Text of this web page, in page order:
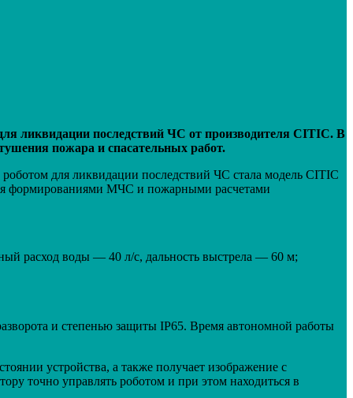
ликвидации последствий ЧС от производителя СITIC. В
пожара и спасательных работ.
для ликвидации последствий ЧС стала модель CITIC
формированиями МЧС и пожарными расчетами
расход воды — 40 л/c, дальность выстрела — 60 м;
и степенью защиты IP65. Время автономной работы
устройства, а также получает изображение с
точно управлять роботом и при этом находиться в